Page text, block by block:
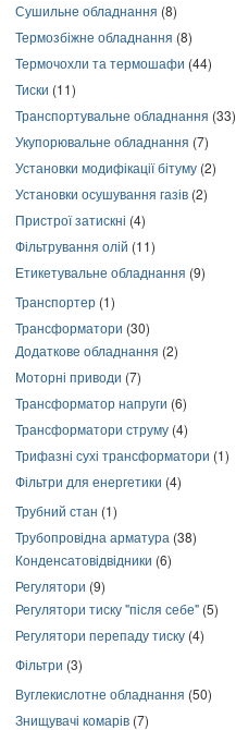
Сушильне обладнання (8)
Термозбіжне обладнання (8)
Термочохли та термошафи (44)
Тиски (11)
Транспортувальне обладнання (33)
Укупорювальне обладнання (7)
Установки модифікації бітуму (2)
Установки осушування газів (2)
Пристрої затискні (4)
Фільтрування олій (11)
Етикетувальне обладнання (9)
Транспортер (1)
Трансформатори (30)
Додаткове обладнання (2)
Моторні приводи (7)
Трансформатор напруги (6)
Трансформатори струму (4)
Трифазні сухі трансформатори (1)
Фільтри для енергетики (4)
Трубний стан (1)
Трубопровідна арматура (38)
Конденсатовідвідники (6)
Регулятори (9)
Регулятори тиску "після себе" (5)
Регулятори перепаду тиску (4)
Фільтри (3)
Вуглекислотне обладнання (50)
Знищувачі комарів (7)